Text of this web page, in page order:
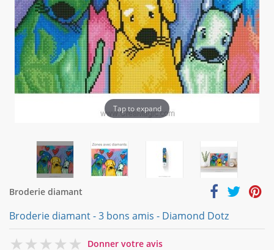
Tap to expand
Broderie diamant
Broderie diamant - 3 bons amis - Diamond Dotz
0
Donner votre avis